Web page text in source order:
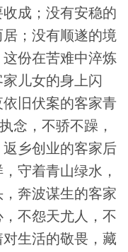
成；没有安稳的
；没有顺遂的境
份在苦难中淬炼
儿女的身上闪
旧伏案的客家青
念，不骄不躁，
乡创业的客家后
守着青山绿水，
奔波谋生的客家
不怨天尤人，不
生活的敬畏，藏